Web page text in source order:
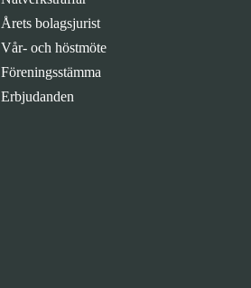
Årets bolagsjurist
Vår- och höstmöte
Föreningsstämma
Erbjudanden